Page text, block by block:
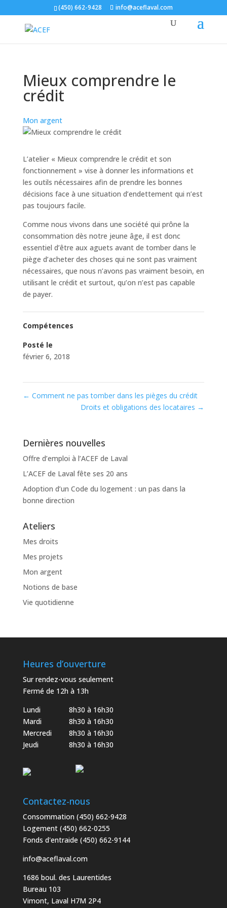
(450) 662-9428 info@aceflaval.com
Mieux comprendre le
crédit
Mon argent
L’atelier « Mieux comprendre le crédit et son
fonctionnement » vise à donner les informations et
les outils nécessaires afin de prendre les bonnes
décisions face à une situation d’endettement qui n’est
pas toujours facile.
Comme nous vivons dans une société qui prône la
consommation dès notre jeune âge, il est donc
essentiel d’être aux aguets avant de tomber dans le
piège d’acheter des choses qui ne sont pas vraiment
nécessaires, que nous n’avons pas vraiment besoin, en
utilisant le crédit et surtout, qu’on n’est pas capable
de payer.
Compétences
Posté le
février 6, 2018
← Comment ne pas tomber dans les pièges du crédit
Droits et obligations des locataires →
Dernières nouvelles
Offre d’emploi à l’ACEF de Laval
L’ACEF de Laval fête ses 20 ans
Adoption d’un Code du logement : un pas dans la
bonne direction
Ateliers
Mes droits
Mes projets
Mon argent
Notions de base
Vie quotidienne
Heures d’ouverture
Sur rendez-vous seulement
Fermé de 12h à 13h
Lundi
8h30 à 16h30
Mardi
8h30 à 16h30
Mercredi
8h30 à 16h30
Jeudi
8h30 à 16h30
Contactez-nous
Consommation (450) 662-9428
Logement (450) 662-0255
Fonds d'entraide (450) 662-9144
info@aceflaval.com
1686 boul. des Laurentides
Bureau 103
Vimont, Laval H7M 2P4